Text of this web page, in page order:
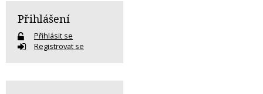
Přihlášení
Přihlásit se
Registrovat se